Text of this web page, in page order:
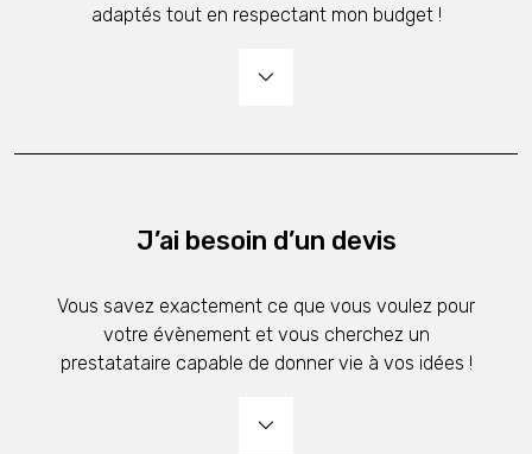
adaptés tout en respectant mon budget !
J’ai besoin d’un devis
Vous savez exactement ce que vous voulez pour
votre évènement et vous cherchez un
prestatataire capable de donner vie à vos idées !